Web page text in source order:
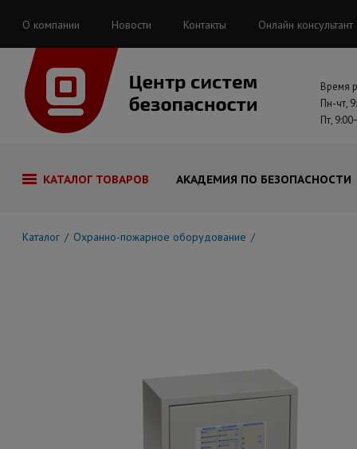
О компании Новости Контакты Онлайн консультант
Время
Пн-чт,
Пт,
КАТАЛОГ ТОВАРОВ АКАДЕМИЯ ПО БЕЗОПАСНОСТИ
Каталог Охранно-пожарное оборудование